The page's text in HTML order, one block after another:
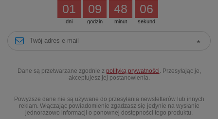
dni
01
godzin
09
minut
48
sekund
05
Dane są przetwarzane zgodnie z polityką prywatności . Przesyłając je,
akceptujesz jej postanowienia.
Powyższe dane nie są używane do przesyłania newsletterów lub innych
reklam. Włączając powiadomienie zgadzasz się jedynie na wysłanie
jednorazowo informacji o ponownej dostępności tego produktu.